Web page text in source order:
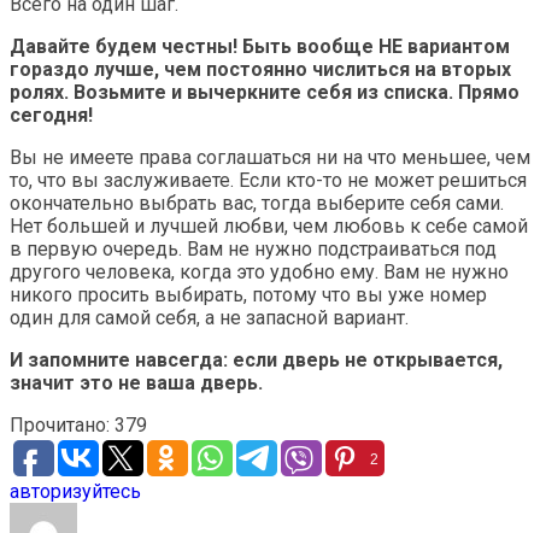
Давайте будем честны! Быть вообще НЕ вариантом
гораздо лучше, чем постоянно числиться на вторых
ролях. Возьмите и вычеркните себя из списка. Прямо
сегодня!
Вы не имеете права соглашаться ни на что меньшее, чем
то, что вы заслуживаете. Если кто-то не может решиться
окончательно выбрать вас, тогда выберите себя сами.
Нет большей и лучшей любви, чем любовь к себе самой
в первую очередь. Вам не нужно подстраиваться под
другого человека, когда это удобно ему. Вам не нужно
никого просить выбирать, потому что вы уже номер
один для самой себя, а не запасной вариант.
И запомните навсегда: если дверь не открывается,
значит это не ваша дверь.
Прочитано: 379
2
авторизуйтесь